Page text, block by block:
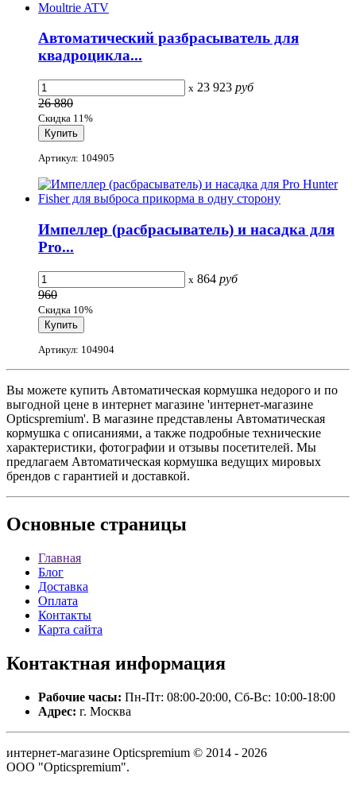
Автоматический разбрасыватель для
квадроцикла...
x 23 923 руб
26 880
Скидка 11%
Артикул: 104905
Импеллер (расбрасыватель) и насадка для
Pro...
x 864 руб
960
Скидка 10%
Артикул: 104904
Вы можете купить Автоматическая кормушка недорого и по
выгодной цене в интернет магазине 'интернет-магазине
Opticspremium'. В магазине представлены Автоматическая
кормушка с описаниями, а также подробные технические
характеристики, фотографии и отзывы посетителей. Мы
предлагаем Автоматическая кормушка ведущих мировых
брендов с гарантией и доставкой.
Основные страницы
Главная
Блог
Доставка
Оплата
Контакты
Карта сайта
Контактная информация
Рабочие часы: Пн-Пт: 08:00-20:00, Сб-Вс: 10:00-18:00
Адрес: г. Москва
интернет-магазине Opticspremium © 2014 - 2026
ООО "Opticspremium".